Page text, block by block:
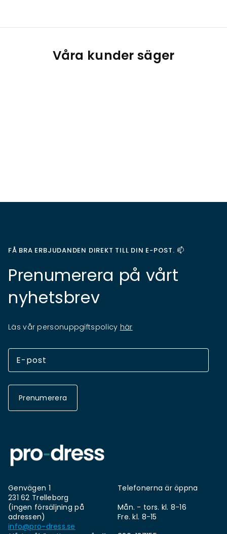
Våra kunder säger
FÅ BRA ERBJUDANDEN DIREKT TILL DIN E-POST. 📫
Prenumerera på vårt
nyhetsbrev
Läs vår personuppgiftspolicy här
Prenumerera
Genvägen 1
231 62 Trelleborg
(ingen försäljning på
adressen)
info@pro-dress.se
Telefonerna är öppna
Mån. - tors. kl. 8-16
Fre. kl. 8-15